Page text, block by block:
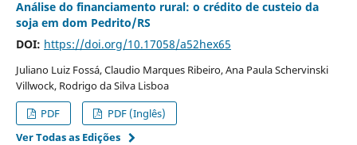
Análise do financiamento rural: o crédito de custeio da
soja em dom Pedrito/RS
DOI: https://doi.org/10.17058/a52hex65
Juliano Luiz Fossá, Claudio Marques Ribeiro, Ana Paula Schervinski
Villwock, Rodrigo da Silva Lisboa
PDF
PDF (Inglês)
Ver Todas as Edições